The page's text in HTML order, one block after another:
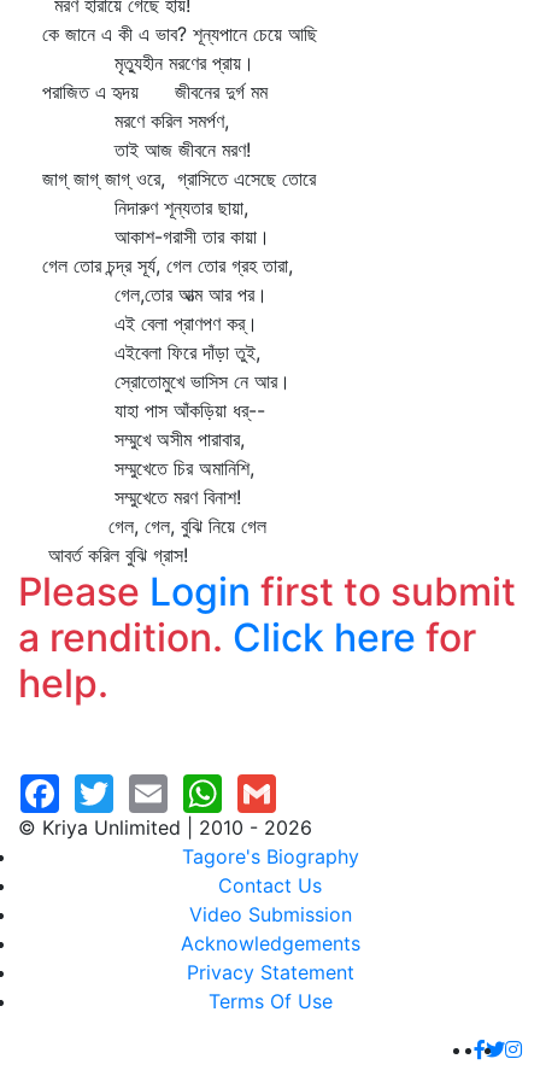
মরণ হারায়ে গেছে হায়!
কে জানে এ কী এ ভাব? শূন্যপানে চেয়ে আছি
মৃত্যুহীন মরণের প্রায়।
পরাজিত এ হৃদয় জীবনের দুর্গ মম
মরণে করিল সমর্পণ,
তাই আজ জীবনে মরণ!
জাগ্‌ জাগ্‌ জাগ্‌ ওরে, গ্রাসিতে এসেছে তোরে
নিদারুণ শূন্যতার ছায়া,
আকাশ-গরাসী তার কায়া।
গেল তোর চন্দ্র সূর্য, গেল তোর গ্রহ তারা,
গেল,তোর আত্ম আর পর।
এই বেলা প্রাণপণ কর্‌।
এইবেলা ফিরে দাঁড়া তুই,
স্রোতোমুখে ভাসিস নে আর।
যাহা পাস আঁকড়িয়া ধর্‌--
সম্মুখে অসীম পারাবার,
সম্মুখেতে চির অমানিশি,
সম্মুখেতে মরণ বিনাশ!
গেল, গেল, বুঝি নিয়ে গেল
আবর্ত করিল বুঝি গ্রাস!
Please Login first to submit
a rendition. Click here for
help.
© Kriya Unlimited | 2010 - 2026
Tagore's Biography
Contact Us
Video Submission
Acknowledgements
Privacy Statement
Terms Of Use